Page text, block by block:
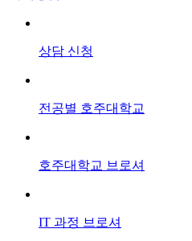
상담 신청
전공별 호주대학교
호주대학교 브로셔
IT 과정 브로셔